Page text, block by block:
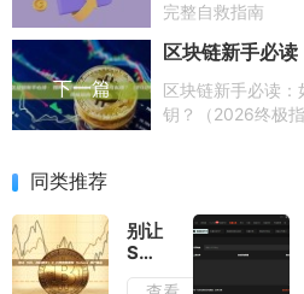
完整自救指南
下一篇
区块链新手必读
钥？（2026终极指
同类推荐
别让
SOL
白白